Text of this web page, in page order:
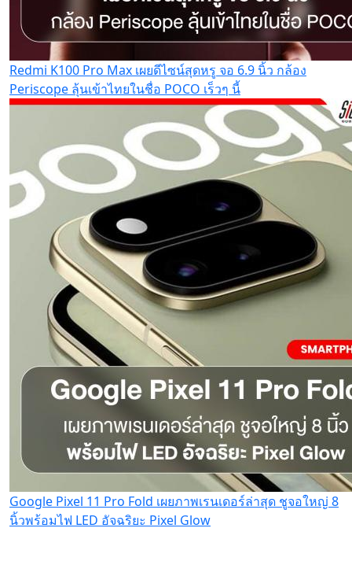
Redmi K100 Pro Max เผยดีไซน์สุดหรู จอ 6.9 นิ้ว กล้อง
Periscope ลุ้นเข้าไทยในชื่อ POCO เร็วๆ นี้
Google Pixel 11 Pro Fold เผยภาพเรนเดอร์ล่าสุด ชูจอใหญ่ 8
นิ้วพร้อมไฟ LED อัจฉริยะ Pixel Glow